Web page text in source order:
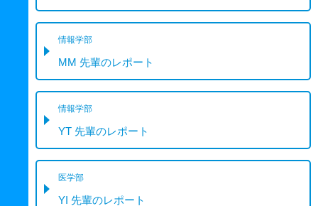
情報学部
MM 先輩のレポート
情報学部
YT 先輩のレポート
医学部
YI 先輩のレポート